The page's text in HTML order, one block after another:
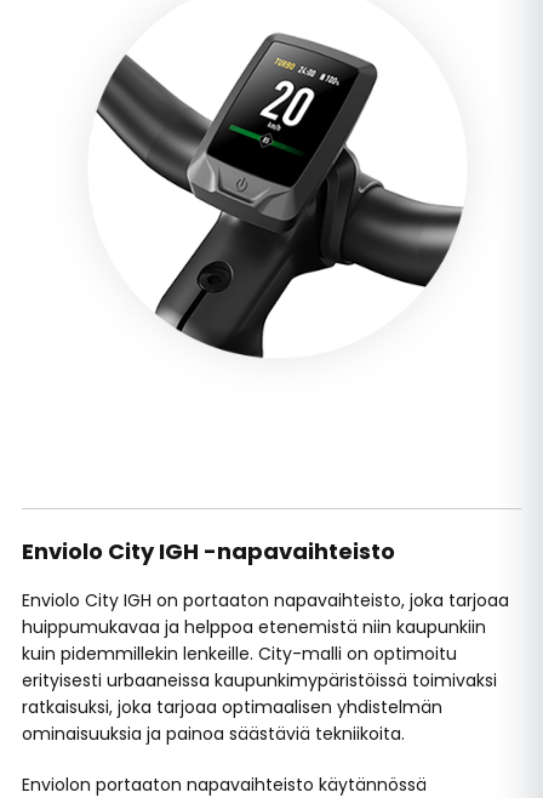
Enviolo City IGH -napavaihteisto
Enviolo City IGH on portaaton napavaihteisto, joka tarjoaa
huippumukavaa ja helppoa etenemistä niin kaupunkiin
kuin pidemmillekin lenkeille. City-malli on optimoitu
erityisesti urbaaneissa kaupunkimypäristöissä toimivaksi
ratkaisuksi, joka tarjoaa optimaalisen yhdistelmän
ominaisuuksia ja painoa säästäviä tekniikoita.
Enviolon portaaton napavaihteisto käytännössä